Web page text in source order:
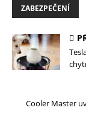
ZABEZPEČENÍ
Cooler Master